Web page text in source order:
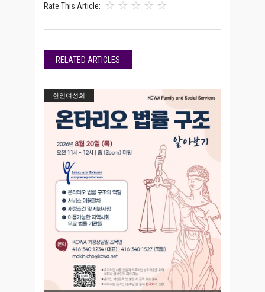
Rate This Article:
RELATED ARTICLES
한인여성회